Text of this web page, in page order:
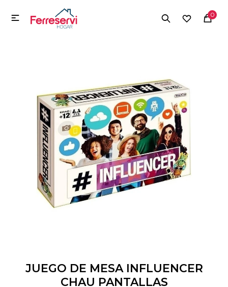
0

JUEGO DE MESA INFLUENCER
CHAU PANTALLAS
MI CUENTA
Herramientas y Construcción
Electrodomésticos
Tecnología
Deportes
Jardín y Aire Libre